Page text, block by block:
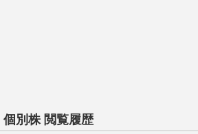
個別株 閲覧履歴